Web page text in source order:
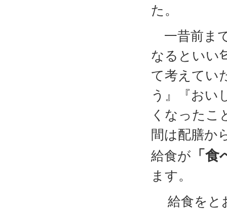
た。
一昔前ま
なるといい
て考えてい
う』『おい
くなったこ
間は配膳か
給食が 「
ます。
給食をと